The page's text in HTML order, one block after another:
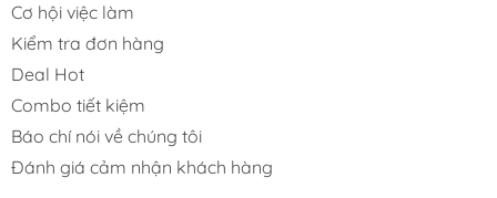
Cơ hội việc làm
Kiểm tra đơn hàng
Deal Hot
Combo tiết kiệm
Báo chí nói về chúng tôi
Đánh giá cảm nhận khách hàng